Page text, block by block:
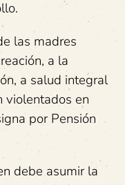
las madres
a la
a salud integral
violentados en
por Pensión
debe asumir la